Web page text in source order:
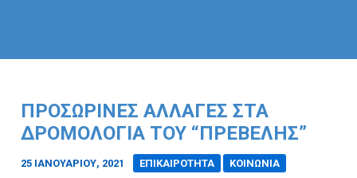
ΠΡΟΣΩΡΙΝΕΣ ΑΛΛΑΓΕΣ ΣΤΑ
ΔΡΟΜΟΛΟΓΙΑ ΤΟΥ “ΠΡΕΒΕΛΗΣ”
25 ΙΑΝΟΥΑΡΊΟΥ, 2021 ΕΠΙΚΑΙΡΟΤΗΤΑ ΚΟΙΝΩΝΙΑ